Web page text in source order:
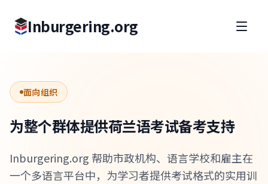
Inburgering.org
面向组织
为整个群体提供荷兰语考试备考支持
Inburgering.org 帮助市政机构、语言学校和雇主在
一个多语言平台中，为学习者提供考试格式的实用训